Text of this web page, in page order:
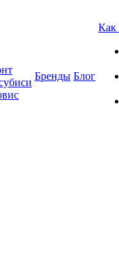
Бренды Блог
Как